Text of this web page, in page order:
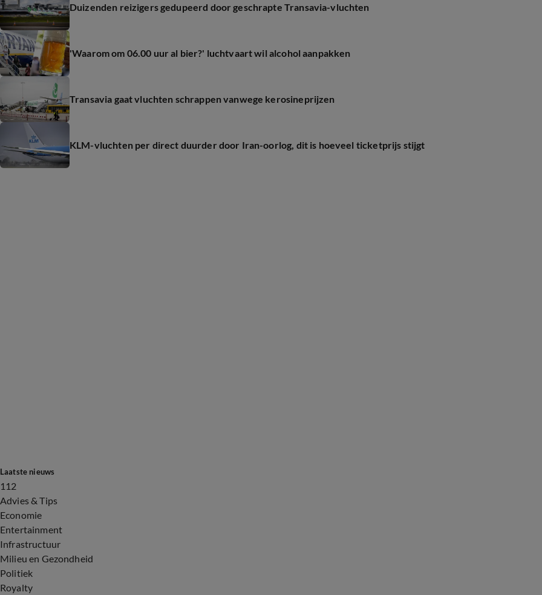
Duizenden reizigers gedupeerd door geschrapte Transavia-vluchten
'Waarom om 06.00 uur al bier?' luchtvaart wil alcohol aanpakken
Transavia gaat vluchten schrappen vanwege kerosineprijzen
KLM-vluchten per direct duurder door Iran-oorlog, dit is hoeveel ticketprijs stijgt
Laatste nieuws
112
Advies & Tips
Economie
Entertainment
Infrastructuur
Milieu en Gezondheid
Politiek
Royalty